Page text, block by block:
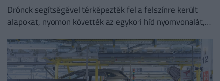
Drónok segítségével térképezték fel a felszínre került
alapokat, nyomon követték az egykori híd nyomvonalát,